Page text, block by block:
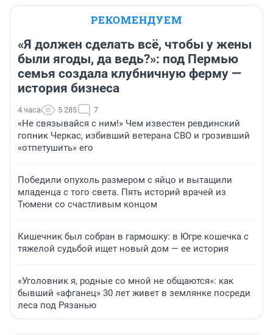
РЕКОМЕНДУЕМ
«Я должен сделать всё, чтобы у жены
были ягоды, да ведь?»: под Пермью
семья создала клубничную ферму —
история бизнеса
4 часа 5 285 7
«Не связывайся с ним!» Чем известен ревдинский
гопник Черкас, избивший ветерана СВО и грозивший
«отпетушить» его
Победили опухоль размером с яйцо и вытащили
младенца с того света. Пять историй врачей из
Тюмени со счастливым концом
Кишечник был собран в гармошку: в Югре кошечка с
тяжелой судьбой ищет новый дом — ее история
«Уголовник я, родные со мной не общаются»: как
бывший «афганец» 30 лет живет в землянке посреди
леса под Рязанью